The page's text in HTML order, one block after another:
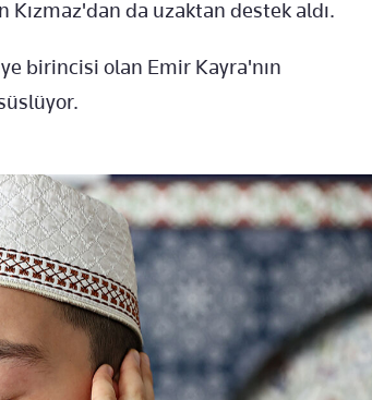
da uzaktan destek aldı.
birincisi olan Emir Kayra'nın